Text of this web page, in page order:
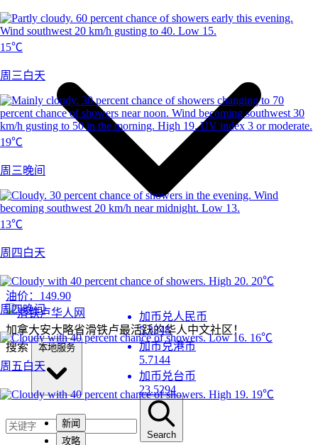
15℃
周三白天
19℃
周三晚间
13℃
周四白天
20℃
周四晚间
16℃
周五白天
19℃
加币兑人民币
5.3248
加币兑港币
5.7144
加币兑台币
23.5294
油价： 149.90
加拿大安大略省滑铁卢最活跃的华人中文社区！
搜索
新闻
攻略
Search